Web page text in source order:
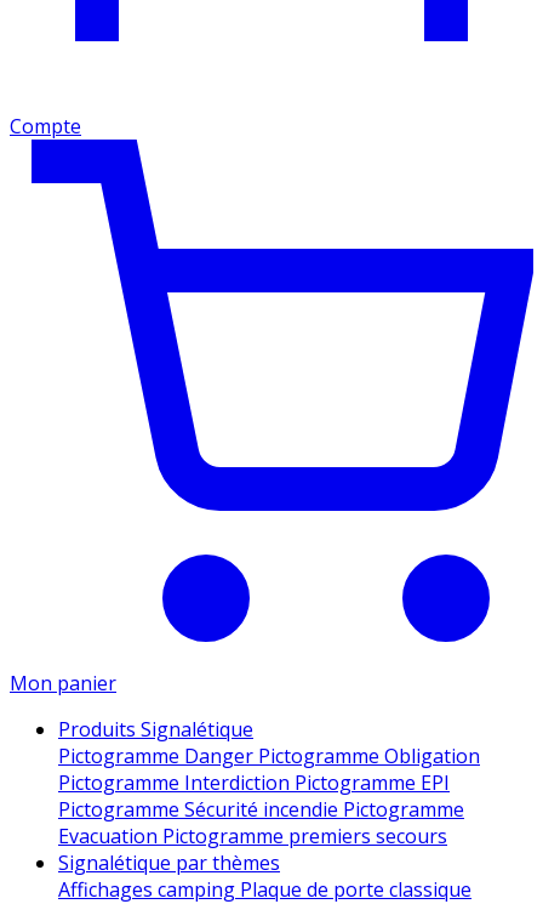
Compte
Mon panier
Produits Signalétique
Pictogramme Danger Pictogramme Obligation
Pictogramme Interdiction Pictogramme EPI
Pictogramme Sécurité incendie Pictogramme
Evacuation Pictogramme premiers secours
Signalétique par thèmes
Affichages camping Plaque de porte classique